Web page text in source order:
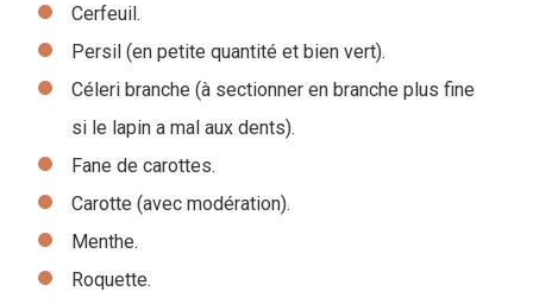
Cerfeuil.
Persil (en petite quantité et bien vert).
Céleri branche (à sectionner en branche plus fine
si le lapin a mal aux dents).
Fane de carottes.
Carotte (avec modération).
Menthe.
Roquette.